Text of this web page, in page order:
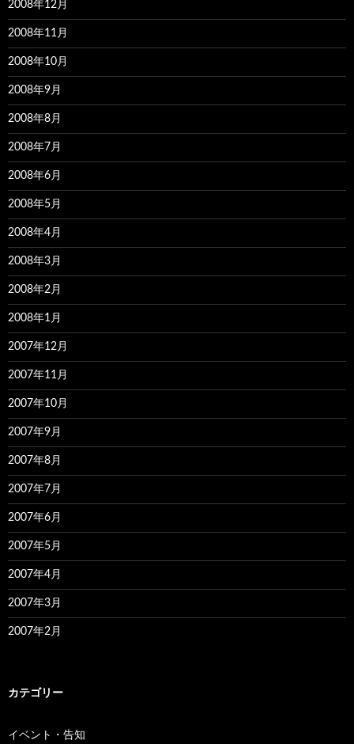
2008年12月
2008年11月
2008年10月
2008年9月
2008年8月
2008年7月
2008年6月
2008年5月
2008年4月
2008年3月
2008年2月
2008年1月
2007年12月
2007年11月
2007年10月
2007年9月
2007年8月
2007年7月
2007年6月
2007年5月
2007年4月
2007年3月
2007年2月
カテゴリー
イベント・告知